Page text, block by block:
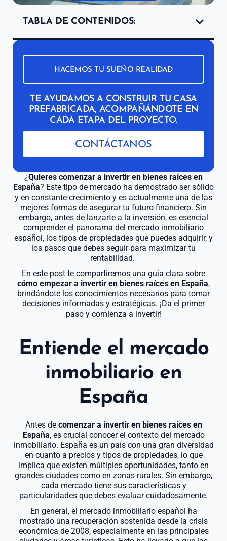
TABLA DE CONTENIDOS:
HACEMOS TU SUEÑO REALIDAD
TE AYUDAMOS A CONSTRUIR TU CASA
PREFABRICADA, ACOMPAÑÁNDOTE EN
CADA ETAPA DEL PROYECTO.
CONTÁCTANOS
¿Quieres comenzar a invertir en bienes raíces en
España? Este tipo de mercado ha demostrado ser sólido
y en constante crecimiento y es actualmente una de las
mejores formas de asegurar tu futuro financiero. Sin
embargo, antes de lanzarte a la inversión, es esencial
comprender el panorama del mercado inmobiliario
español, los tipos de propiedades que puedes adquirir, y
los pasos que debes seguir para maximizar tu
rentabilidad.
En este post te compartiremos una guía clara sobre
cómo empezar a invertir en bienes raíces en España,
brindándote los conocimientos necesarios para tomar
decisiones informadas y estratégicas. ¡Da el primer
paso y comienza a invertir!
Entiende el mercado
inmobiliario en
España
Antes decomenzar a invertir en bienes raíces en
España, es crucial conocer el contexto del mercado
inmobiliario. España es un país con una gran diversidad
en cuanto a precios y tipos de propiedades, lo que
implica que existen múltiples oportunidades, tanto en
grandes ciudades como en zonas rurales. Sin embargo,
cada mercado tiene sus características y
particularidades que debes evaluar cuidadosamente.
En general, el mercado inmobiliario español ha
mostrado una recuperación sostenida desde la crisis
económica de 2008, especialmente en las principales